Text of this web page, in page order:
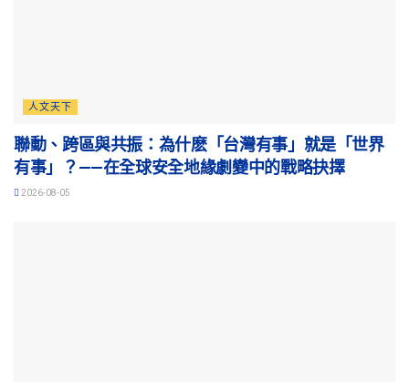
人文天下
聯動、跨區與共振：為什麽「台灣有事」就是「世界
有事」？——在全球安全地緣劇變中的戰略抉擇
2026-08-05